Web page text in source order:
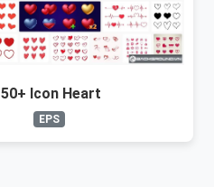
50+ Icon Heart
EPS